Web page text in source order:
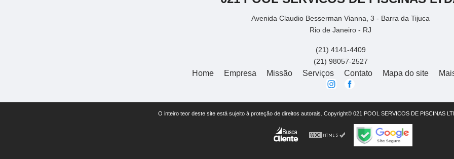
Avenida Claudio Besserman Vianna, 3 - Barra da Tijuca
Rio de Janeiro - RJ
(21) 4141-4409
(21) 98057-2527
Home Empresa Missão Serviços Contato Mapa do site
O inteiro teor deste site está sujeito à proteção de direitos autorais. Copyright© 021 POOL SERVICOS DE PISCINAS